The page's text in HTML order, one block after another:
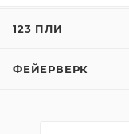
пакетике - 6
"Русского
123 ПЛИ
ФЕЙЕРВЕРК